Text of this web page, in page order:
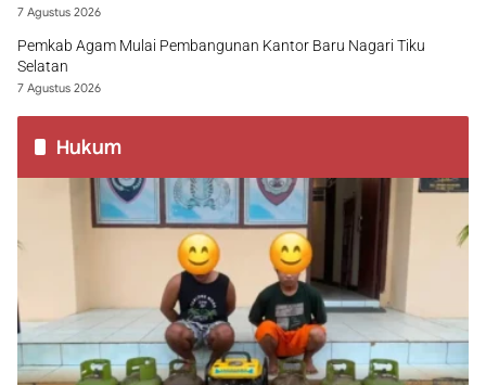
7 Agustus 2026
Pemkab Agam Mulai Pembangunan Kantor Baru Nagari Tiku
Selatan
7 Agustus 2026
Hukum